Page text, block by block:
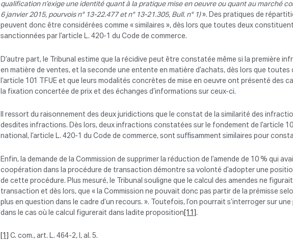
qualification n’exige une identité quant à la pratique mise en oeuvre ou quant au marché
6 janvier 2015, pourvois n° 13-22.477 et n° 13-21.305, Bull. n° 1)». Des pratiques de
peuvent donc être considérées comme « similaires », dès lors que toutes deux
sanctionnées par l’article L. 420-1 du Code de commerce.
D’autre part, le Tribunal estime que la récidive peut être constatée même si la première
en matière de ventes, et la seconde une entente en matière d’achats, dès lors que
l’article 101 TFUE et que leurs modalités concrètes de mise en oeuvre ont présenté des
la fixation concertée de prix et des échanges d’informations sur ceux-ci.
Il ressort du raisonnement des deux juridictions que le constat de la similarité des
desdites infractions. Dès lors, deux infractions constatées sur le fondement de l’article
national, l’article L. 420-1 du Code de commerce, sont suffisamment similaires pour
Enfin, la demande de la Commission de supprimer la réduction de l’amende de 10 % qui
coopération dans la procédure de transaction démontre sa volonté d’adopter une
de cette procédure. Plus mesuré, le Tribunal souligne que le calcul des amendes ne
transaction et dès lors, que « la Commission ne pouvait donc pas partir de la prémisse
plus en question dans le cadre d’un recours. ». Toutefois, l’on pourrait s’interroger sur
dans le cas où le calcul figurerait dans ladite proposition [11].
[1] C. com., art. L. 464-2, I, al. 5.